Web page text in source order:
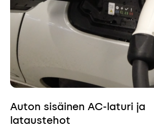
Auton sisäinen AC-laturi ja
lataustehot